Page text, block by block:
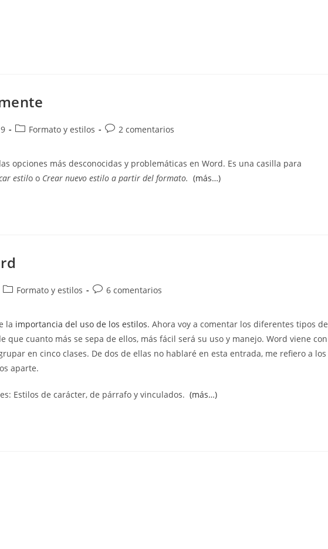
Categoría
entrada:
Formato y estilos
Comentarios
entrada:
2 comentarios
opciones más desconocidas y problemáticas en Word. Es una casilla para
estilo o Crear nuevo estilo a partir del formato. (más…)
Categoría
entrada:
Formato y estilos
Comentarios
entrada:
6 comentarios
la importancia del uso de los estilos. Ahora voy a comentar los diferentes tipos de
que cuanto más se sepa de ellos, más fácil será su uso y manejo. Word viene con
en cinco clases. De dos de ellas no hablaré en esta entrada, me refiero a los
aparte.
Estilos de carácter, de párrafo y vinculados. (más…)